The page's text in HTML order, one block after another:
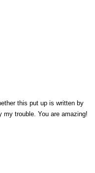
this put up is written by
trouble. You are amazing!